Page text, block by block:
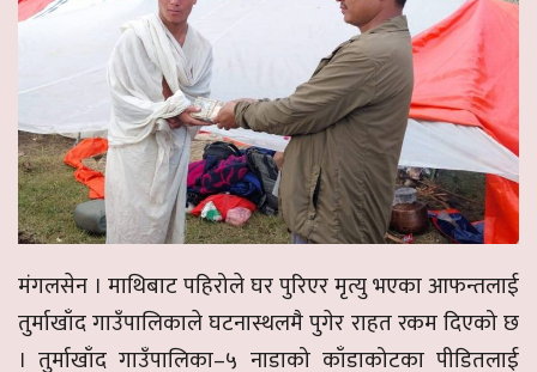
मंगलसेन । माथिबाट पहिरोले घर पुरिएर मृत्यु भएका आफन्तलाई
तुर्माखाँद गाउँपालिकाले घटनास्थलमै पुगेर राहत रकम दिएको छ
। तुर्माखाँद गाउँपालिका–५ नाडाको काँडाकोटका पीडितलाई